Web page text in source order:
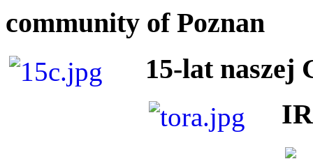
community of Poznan
15-lat naszej